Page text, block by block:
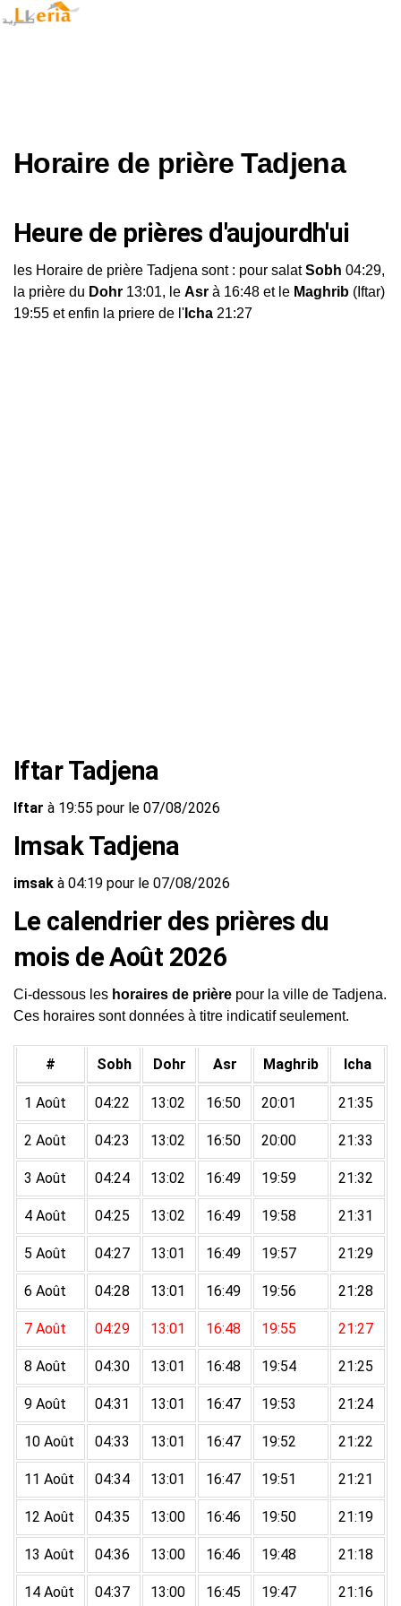
Horaire de prière Tadjena
Heure de prières d'aujourdh'ui
les Horaire de prière Tadjena sont : pour salatSobh 04:29,
la prière du Dohr 13:01, le Asr à 16:48 et le Maghrib (Iftar)
19:55 et enfin la priere de l' Icha 21:27
Iftar Tadjena
Iftar à 19:55 pour le 07/08/2026
Imsak Tadjena
imsak à 04:19 pour le 07/08/2026
Le calendrier des prières du
mois de Août 2026
Ci-dessous les horaires de prière pour la ville de Tadjena.
Ces horaires sont données à titre indicatif seulement.
# Sobh Dohr Asr Maghrib Icha
1 Août 04:22 13:02 16:50 20:01 21:35
2 Août 04:23 13:02 16:50 20:00 21:33
3 Août 04:24 13:02 16:49 19:59 21:32
4 Août 04:25 13:02 16:49 19:58 21:31
5 Août 04:27 13:01 16:49 19:57 21:29
6 Août 04:28 13:01 16:49 19:56 21:28
7 Août 04:29 13:01 16:48 19:55 21:27
8 Août 04:30 13:01 16:48 19:54 21:25
9 Août 04:31 13:01 16:47 19:53 21:24
10 Août 04:33 13:01 16:47 19:52 21:22
11 Août 04:34 13:01 16:47 19:51 21:21
12 Août 04:35 13:00 16:46 19:50 21:19
13 Août 04:36 13:00 16:46 19:48 21:18
14 Août 04:37 13:00 16:45 19:47 21:16